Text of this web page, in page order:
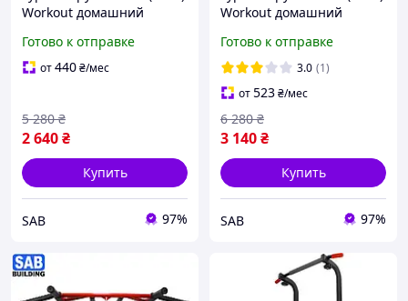
Workout домашний
(на стену) %
Готово к отправке
от440₴/мес
2 640₴
5 280 ₴
Купить
SAB 97%
Workout домашний
(на стену) с рамкой в
комплекте АБ
Готово к отправке
3.0 (1)
от523₴/мес
3 140₴
6 280 ₴
Купить
SAB 97%